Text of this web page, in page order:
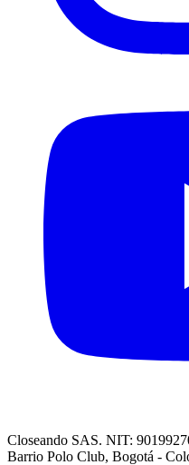
Closeando SAS. NIT:
Barrio Polo Club, Bogotá -